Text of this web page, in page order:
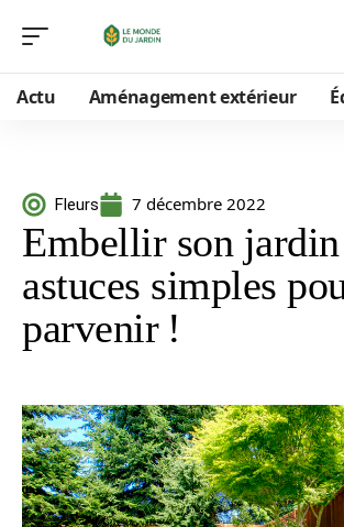
Actu Aménagement extérieur
Fleurs 7 décembre 2022
Embellir son
astuces simples
parvenir !